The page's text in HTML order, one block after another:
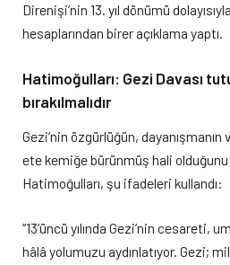
Direnişi’nin 13. yıl dönümü
hesaplarından birer açıklama yaptı.
Hatimoğulları: Gezi Davası
bırakılmalıdır
Gezi’nin özgürlüğün,
ete kemiğe bürünmüş hali
Hatimoğulları, şu ifadeleri kullandı:
“13’üncü yılında Gezi’nin cesareti,
hâlâ yolumuzu aydınlatıyor. Gezi;